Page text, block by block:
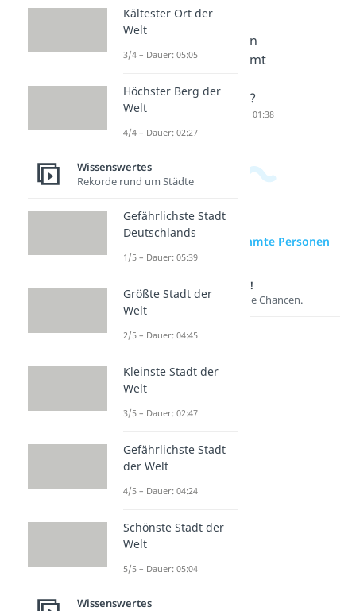
eit
ein
hr?
Wann
kommt
Post?
Dauer: 01:38
zur Videoseite: Berühmte Personen
Lernen lohnt sich!
Entdecke hier deine Chancen.
Wissenswertes
(Un)nützes Wissen
Kuriose Feiertage
Feiertage Frankreich
Unnützes Wissen
Kältester Ort der
Welt
3/4 – Dauer: 05:05
Höchster Berg der
Welt
4/4 – Dauer: 02:27
Wissenswertes
Rekorde rund um Städte
Gefährlichste Stadt
Deutschlands
1/5 – Dauer: 05:39
Größte Stadt der
Welt
2/5 – Dauer: 04:45
Kleinste Stadt der
Welt
3/5 – Dauer: 02:47
Gefährlichste Stadt
der Welt
4/5 – Dauer: 04:24
Schönste Stadt der
Welt
5/5 – Dauer: 05:04
Wissenswertes